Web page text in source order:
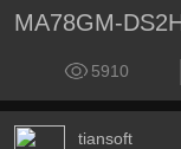
MA78GM-
5910
tiansoft